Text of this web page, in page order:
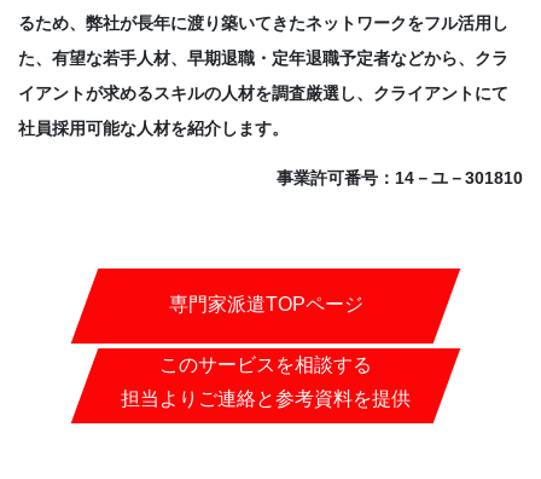
るため、弊社が長年に渡り築いてきたネットワークをフル活用し
た、有望な若手人材、早期退職・定年退職予定者などから、クラ
イアントが求めるスキルの人材を調査厳選し、クライアントにて
社員採用可能な人材を紹介します。
事業許可番号：14－ユ－301810
専門家派遣TOPページ
このサービスを相談する
担当よりご連絡と参考資料を提供